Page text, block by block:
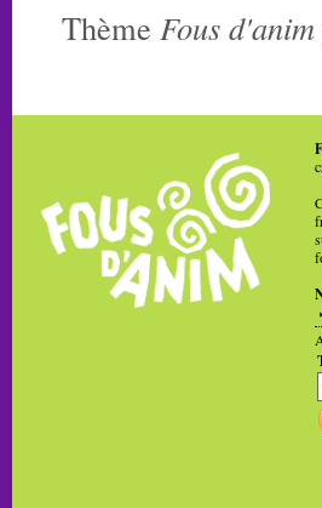
Thème Fous d'anim